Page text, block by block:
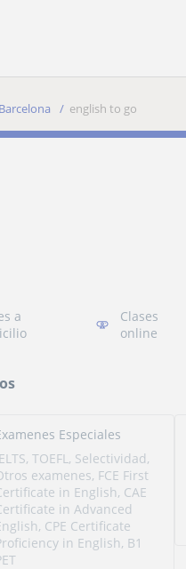
Barcelona english to go
a
Clases
online
Especiales
TOEFL, Selectividad,
examenes, FCE First
in English, CAE
in Advanced
CPE Certificate
in English, B1